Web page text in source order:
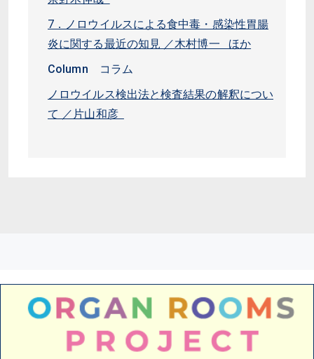
7．ノロウイルスによる食中毒・感染性胃腸
炎に関する最近の知見 ／木村博一 ほか
Column コラム
ノロウイルス検出法と検査結果の解釈につい
て ／片山和彦